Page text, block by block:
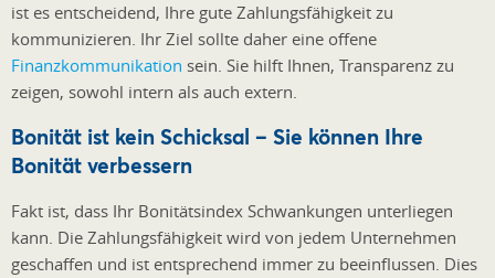
ist es entscheidend, Ihre gute Zahlungsfähigkeit zu
kommunizieren. Ihr Ziel sollte daher eine offene
Finanzkommunikation sein. Sie hilft Ihnen, Transparenz zu
zeigen, sowohl intern als auch extern.
Bonität ist kein Schicksal – Sie können Ihre
Bonität verbessern
Fakt ist, dass Ihr Bonitätsindex Schwankungen unterliegen
kann. Die Zahlungsfähigkeit wird von jedem Unternehmen
geschaffen und ist entsprechend immer zu beeinflussen. Dies